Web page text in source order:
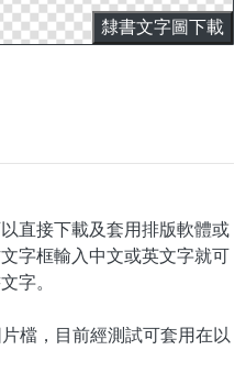
隸書文字圖下載
直接下載及套用排版軟體或
字框輸入中文或英文字就可
字。
檔，目前經測試可套用在以